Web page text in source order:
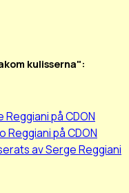
kulisserna":
på CDON
på CDON
av Serge Reggiani